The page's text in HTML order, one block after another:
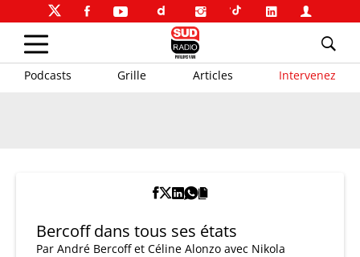
Podcasts Grille Articles Intervenez
Bercoff dans tous ses états
Par André Bercoff et Céline Alonzo avec Nikola